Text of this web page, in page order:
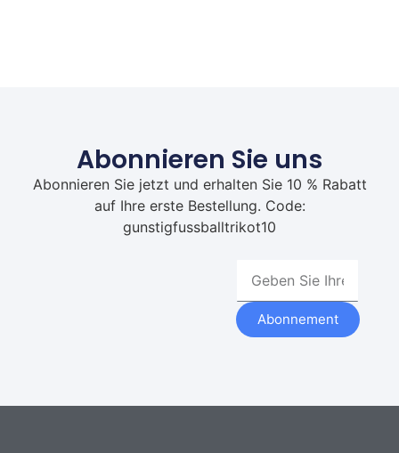
Abonnieren Sie uns
Abonnieren Sie jetzt und erhalten Sie 10 % Rabatt
auf Ihre erste Bestellung. Code:
gunstigfussballtrikot10
Abonnement